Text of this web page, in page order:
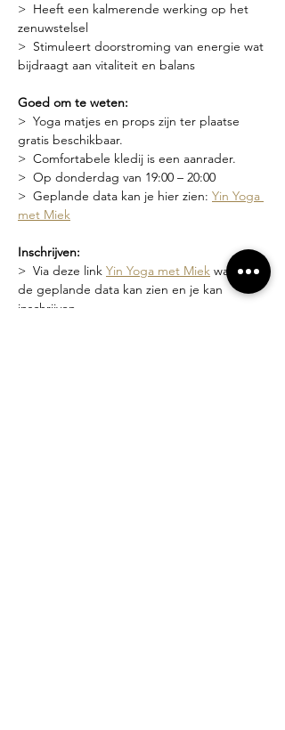
>  Heeft een kalmerende werking op het
zenuwstelsel
>  Stimuleert doorstroming van energie wat
bijdraagt aan vitaliteit en balans
Goed om te weten:
>  Yoga matjes en props zijn ter plaatse
gratis beschikbaar.
>  Comfortabele kledij is een aanrader.
>  Op donderdag van 19:00 – 20:00
>  Geplande data kan je hier zien: Yin Yoga
met Miek
Inschrijven:
>  Via deze link Yin Yoga met Miek waar je
de geplande data kan zien en je kan
inschrijven